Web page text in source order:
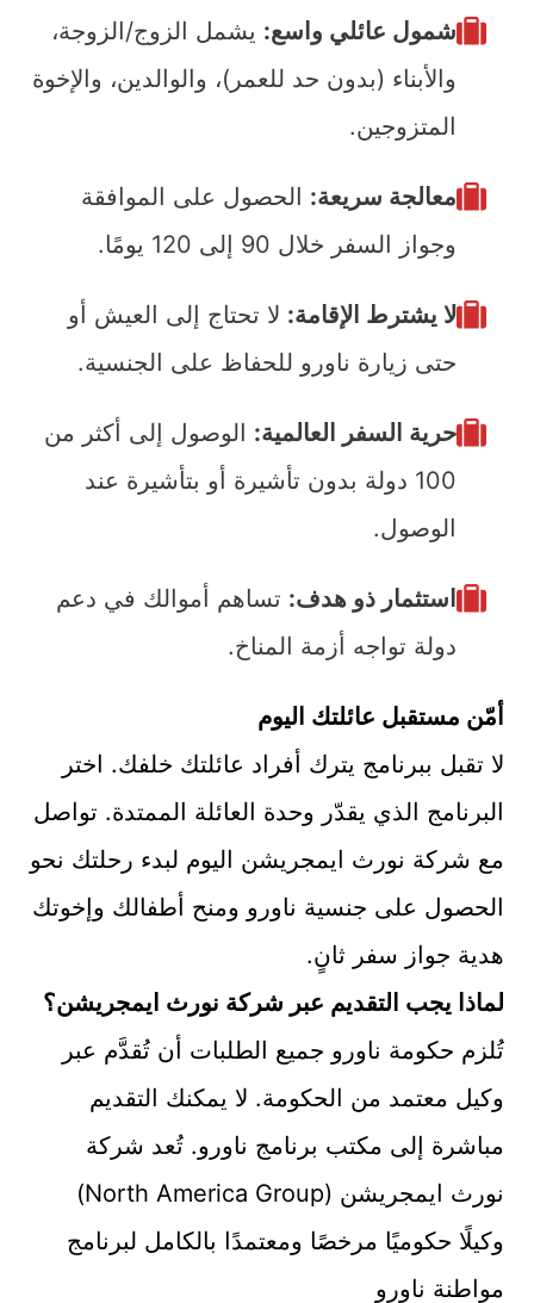
شمول عائلي واسع: يشمل الزوج/الزوجة،
والأبناء (بدون حد للعمر)، والوالدين، والإخوة
المتزوجين.
معالجة سريعة: الحصول على الموافقة
وجواز السفر خلال 90 إلى 120 يومًا.
لا يشترط الإقامة: لا تحتاج إلى العيش أو
حتى زيارة ناورو للحفاظ على الجنسية.
حرية السفر العالمية: الوصول إلى أكثر من
100 دولة بدون تأشيرة أو بتأشيرة عند
الوصول.
استثمار ذو هدف: تساهم أموالك في دعم
دولة تواجه أزمة المناخ.
أمّن مستقبل عائلتك اليوم
لا تقبل ببرنامج يترك أفراد عائلتك خلفك. اختر
البرنامج الذي يقدّر وحدة العائلة الممتدة. تواصل
مع شركة نورث ايمجريشن اليوم لبدء رحلتك نحو
الحصول على جنسية ناورو ومنح أطفالك وإخوتك
هدية جواز سفر ثانٍ.
لماذا يجب التقديم عبر شركة نورث ايمجريشن؟
تُلزم حكومة ناورو جميع الطلبات أن تُقدَّم عبر
وكيل معتمد من الحكومة. لا يمكنك التقديم
مباشرة إلى مكتب برنامج ناورو. تُعد شركة
نورث ايمجريشن (North America Group)
وكيلًا حكوميًا مرخصًا ومعتمدًا بالكامل لبرنامج
مواطنة ناورو